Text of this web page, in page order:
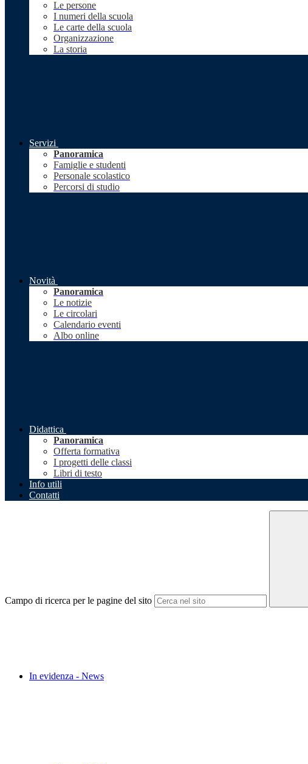
Le persone
I numeri della scuola
Le carte della scuola
Organizzazione
La storia
Servizi
Panoramica
Famiglie e studenti
Personale scolastico
Percorsi di studio
Novità
Panoramica
Le notizie
Le circolari
Calendario eventi
Albo online
Didattica
Panoramica
Offerta formativa
I progetti delle classi
Libri di testo
Info utili
Contatti
Campo di ricerca per le pagine del sito
In evidenza - News